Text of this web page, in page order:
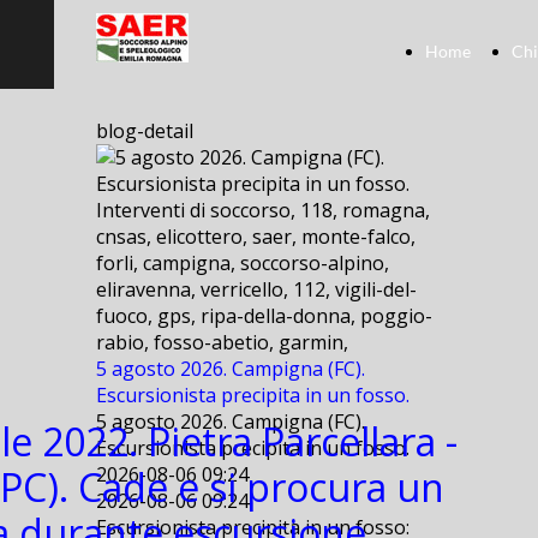
Home
blog-detail
Interventi di soccorso, 118, romagna,
cnsas, elicottero, saer, monte-falco,
forli, campigna, soccorso-alpino,
eliravenna, verricello, 112, vigili-del-
fuoco, gps, ripa-della-donna, poggio-
rabio, fosso-abetio, garmin,
5 agosto 2026. Campigna (FC).
Escursionista precipita in un fosso.
5 agosto 2026. Campigna (FC).
Escursionista precipita in un fosso.
2026-08-06 09:24
2026-08-06 09:24
Escursionista precipita in un fosso:
2022. Pietra Parcellara -
Cade e si procura un